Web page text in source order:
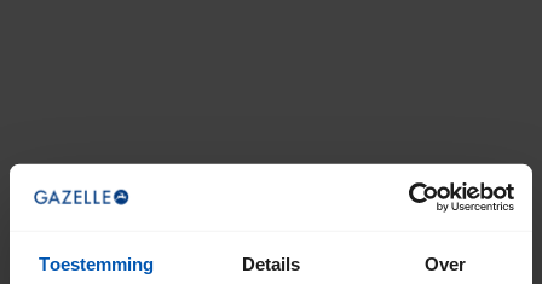
Toestemming Details Over